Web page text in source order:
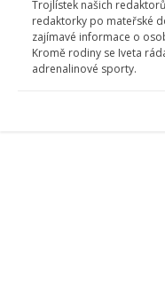
Trojlístek našich
redaktorky po mateřské
zajímavé informace o
Kromě rodiny se Iveta
adrenalinové sporty.